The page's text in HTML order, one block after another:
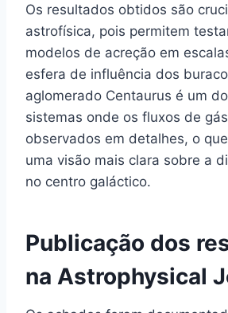
Os resultados obtidos são
astrofísica, pois permitem
modelos de acreção em
esfera de influência dos
aglomerado Centaurus é um
sistemas onde os fluxos de
observados em detalhes, o
uma visão mais clara sobre a
no centro galáctico.
Publicação dos
na Astrophysical